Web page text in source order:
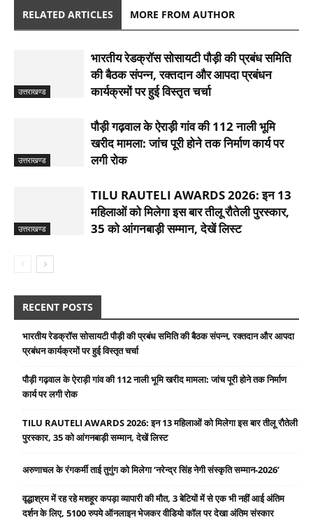
RELATED ARTICLES MORE FROM AUTHOR
उत्तराखण्ड
भारतीय रेडक्रॉस सोसायटी पौड़ी की प्रबंध समिति
की बैठक संपन्न, रक्तदान और आपदा प्रबंधन
कार्यक्रमों पर हुई विस्तृत चर्चा
उत्तराखण्ड
पौड़ी गढ़वाल के ऐराड़ी गांव की 112 नाली भूमि
खरीद मामला: जांच पूरी होने तक निर्माण कार्य पर
लगी रोक
उत्तराखण्ड
TILU RAUTELI AWARDS 2026: इन 13
महिलाओं को मिलेगा इस बार तीलू रौतेली पुरस्कार,
35 को आंगनबाड़ी सम्मान, देखें लिस्ट
RECENT POSTS
भारतीय रेडक्रॉस सोसायटी पौड़ी की प्रबंध समिति की बैठक संपन्न, रक्तदान और आपदा
प्रबंधन कार्यक्रमों पर हुई विस्तृत चर्चा
पौड़ी गढ़वाल के ऐराड़ी गांव की 112 नाली भूमि खरीद मामला: जांच पूरी होने तक निर्माण
कार्य पर लगी रोक
TILU RAUTELI AWARDS 2026: इन 13 महिलाओं को मिलेगा इस बार तीलू रौतेली
पुरस्कार, 35 को आंगनबाड़ी सम्मान, देखें लिस्ट
अरुणाचल के रंगकर्मी ताई तुगुंग को मिलेगा ‘नरेन्द्र सिंह नेगी संस्कृति सम्मान-2026’
वृद्धाश्रम में रह रहे मशहूर कपड़ा व्यापारी की मौत, 3 बेटियों में से एक भी नहीं आई अंतिम
दर्शन के लिए, 5100 रुपये ऑनलाइन भेजकर वीडियो कॉल पर देखा अंतिम संस्कार